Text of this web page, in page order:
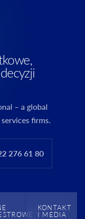
– a global
firms.
276 61 80
KONTAKT
I MEDIA